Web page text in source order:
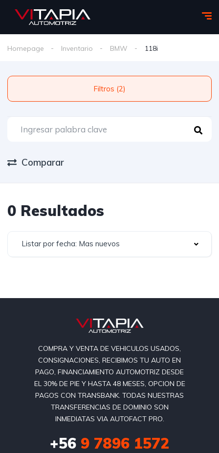
Homepage Inventario BMW 118i
Filtros (2)
Comparar
0 Resultados
Listar por fecha: Mas nuevos
COMPRA Y VENTA DE VEHICULOS USADOS,
CONSIGNACIONES, RECIBIMOS TU AUTO EN
PAGO, FINANCIAMIENTO AUTOMOTRIZ DESDE
EL 30% DE PIE Y HASTA 48 MESES, OPCION DE
PAGOS CON TRANSBANK. TODAS NUESTRAS
TRANSFERENCIAS DE DOMINIO SON
INMEDIATAS VIA AUTOFACT PRO.
+56 9 7896 1572